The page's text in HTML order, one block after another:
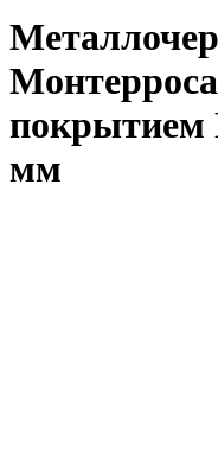
покрытием
мм